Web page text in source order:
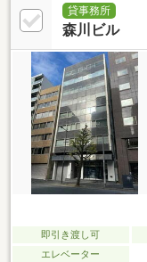
貸事務所
森川ビル
即引き渡し可
エレベーター